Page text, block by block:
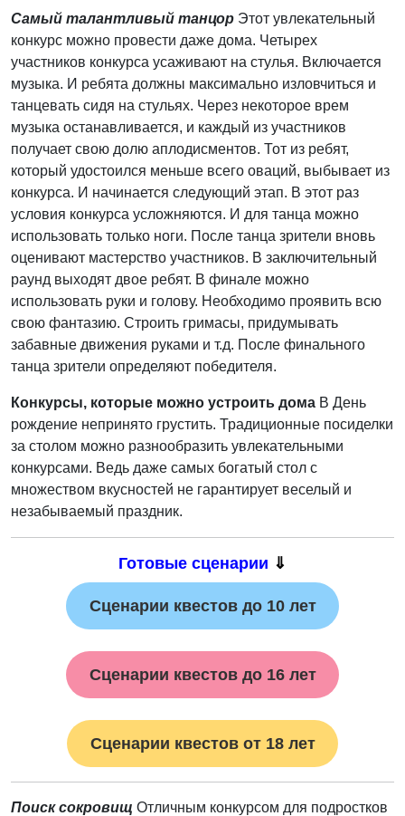
Самый талантливый танцор Этот увлекательный
конкурс можно провести даже дома. Четырех
участников конкурса усаживают на стулья. Включается
музыка. И ребята должны максимально изловчиться и
танцевать сидя на стульях. Через некоторое врем
музыка останавливается, и каждый из участников
получает свою долю аплодисментов. Тот из ребят,
который удостоился меньше всего оваций, выбывает из
конкурса. И начинается следующий этап. В этот раз
условия конкурса усложняются. И для танца можно
использовать только ноги. После танца зрители вновь
оценивают мастерство участников. В заключительный
раунд выходят двое ребят. В финале можно
использовать руки и голову. Необходимо проявить всю
свою фантазию. Строить гримасы, придумывать
забавные движения руками и т.д. После финального
танца зрители определяют победителя.
Конкурсы, которые можно устроить дома В День
рождение непринято грустить. Традиционные посиделки
за столом можно разнообразить увлекательными
конкурсами. Ведь даже самых богатый стол с
множеством вкусностей не гарантирует веселый и
незабываемый праздник.
Готовые сценарии ⇓
Сценарии квестов до 10 лет
Сценарии квестов до 16 лет
Сценарии квестов от 18 лет
Поиск сокровищ Отличным конкурсом для подростков